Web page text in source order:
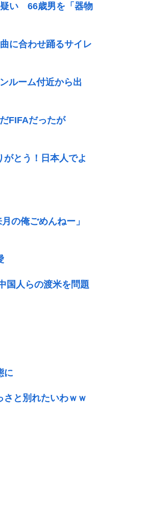
疑い 66歳男を「器物
に合わせ踊るサイレ
ルーム付近から出
FIFAだったが
とう！日本人でよ
の俺ごめんねー」
国人らの渡米を問題
に
と別れたいわｗｗ